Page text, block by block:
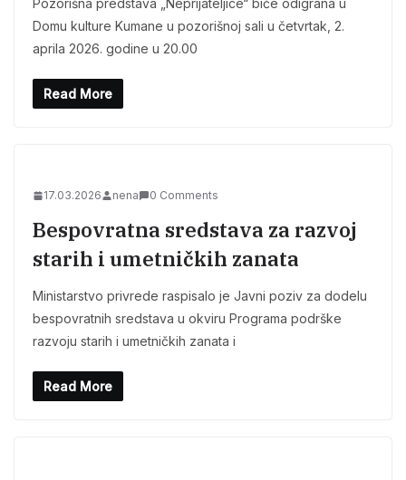
Pozorišna predstava „Neprijateljice“ biće odigrana u
Domu kulture Kumane u pozorišnoj sali u četvrtak, 2.
aprila 2026. godine u 20.00
Read More
17.03.2026 nena 0 Comments
Bespovratna sredstava za razvoj
starih i umetničkih zanata
Ministarstvo privrede raspisalo je Javni poziv za dodelu
bespovratnih sredstava u okviru Programa podrške
razvoju starih i umetničkih zanata i
Read More